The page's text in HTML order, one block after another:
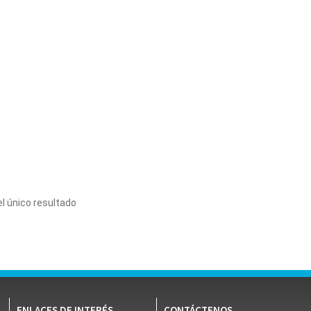
único resultado